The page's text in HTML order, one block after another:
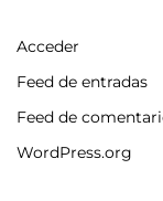
Acceder
Feed de entradas
Feed de
WordPress.org